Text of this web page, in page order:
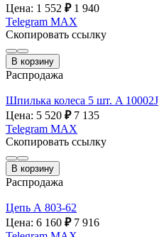
Цена: 1 552 ₽ 1 940
Telegram MAX
Скопировать ссылку
В корзину
Распродажа
Шпилька колеса 5 шт. A 10002J
Цена: 5 520 ₽ 7 135
Telegram MAX
Скопировать ссылку
В корзину
Распродажа
Цепь А 803-62
Цена: 6 160 ₽ 7 916